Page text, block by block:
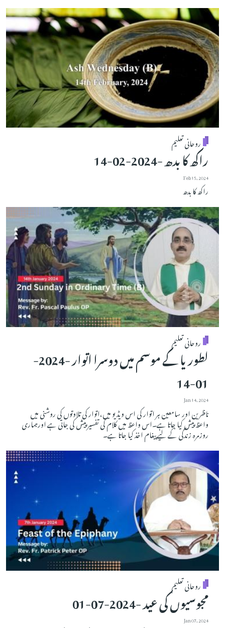
روحانی تعلیم
راکھ کا بدھ -2024-02-14
Feb 15, 2024
راکھ کا بدھ
روحانی تعلیم
لطوریا کے موسم میں دوسرا اتوار -2024-
01-14
Jan 14, 2024
ناظرین اور سامعین ہر اتوار کی اس ویڈیو میں،اتوار کی تلاوتوں کی روشنی میں
واعظ پیش کیا جاتا ہے۔اس واعظ میں کلام کی تفسیر پیش کی جاتی ہے اورہماری
روزمرہ زندگی کے لیے پیغام اخذ کیا جاتا ہے۔
روحانی تعلیم
مجوسیوں کی عید -2024-07-01
Jan 07, 2024